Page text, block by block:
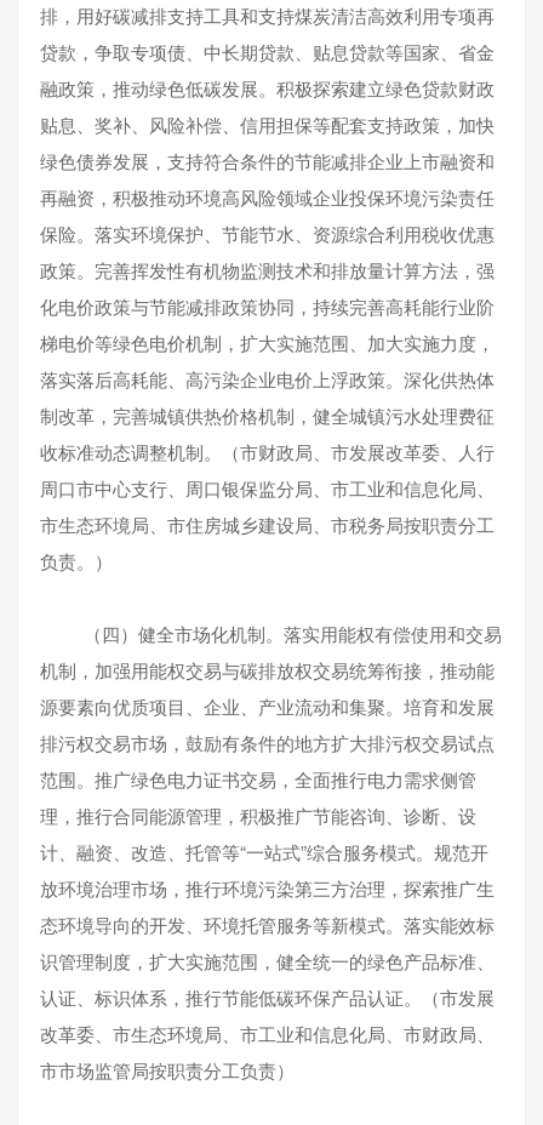
排，用好碳减排支持工具和支持煤炭清洁高效利用专项再
贷款，争取专项债、中长期贷款、贴息贷款等国家、省金
融政策，推动绿色低碳发展。积极探索建立绿色贷款财政
贴息、奖补、风险补偿、信用担保等配套支持政策，加快
绿色债券发展，支持符合条件的节能减排企业上市融资和
再融资，积极推动环境高风险领域企业投保环境污染责任
保险。落实环境保护、节能节水、资源综合利用税收优惠
政策。完善挥发性有机物监测技术和排放量计算方法，强
化电价政策与节能减排政策协同，持续完善高耗能行业阶
梯电价等绿色电价机制，扩大实施范围、加大实施力度，
落实落后高耗能、高污染企业电价上浮政策。深化供热体
制改革，完善城镇供热价格机制，健全城镇污水处理费征
收标准动态调整机制。（市财政局、市发展改革委、人行
周口市中心支行、周口银保监分局、市工业和信息化局、
市生态环境局、市住房城乡建设局、市税务局按职责分工
负责。）
（四）健全市场化机制。落实用能权有偿使用和交易
机制，加强用能权交易与碳排放权交易统筹衔接，推动能
源要素向优质项目、企业、产业流动和集聚。培育和发展
排污权交易市场，鼓励有条件的地方扩大排污权交易试点
范围。推广绿色电力证书交易，全面推行电力需求侧管
理，推行合同能源管理，积极推广节能咨询、诊断、设
计、融资、改造、托管等“一站式”综合服务模式。规范开
放环境治理市场，推行环境污染第三方治理，探索推广生
态环境导向的开发、环境托管服务等新模式。落实能效标
识管理制度，扩大实施范围，健全统一的绿色产品标准、
认证、标识体系，推行节能低碳环保产品认证。（市发展
改革委、市生态环境局、市工业和信息化局、市财政局、
市市场监管局按职责分工负责）